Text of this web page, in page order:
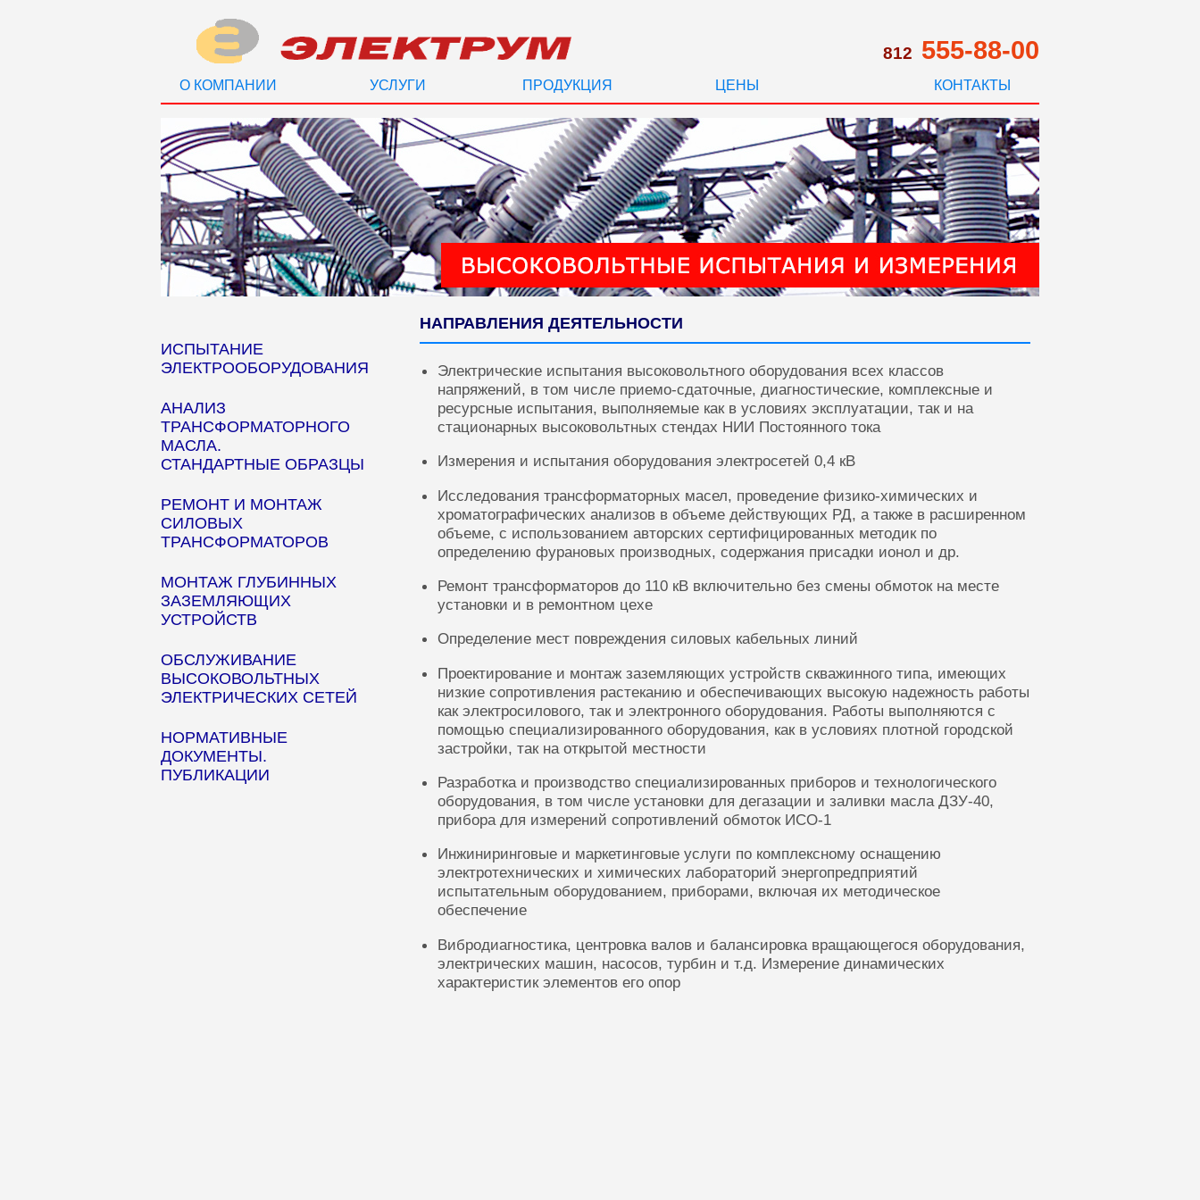
812 555-88-00
О КОМПАНИИ УСЛУГИ ПРОДУКЦИЯ ЦЕНЫ КОНТАКТЫ
ИСПЫТАНИЕ
ЭЛЕКТРООБОРУДОВАНИЯ
АНАЛИЗ
ТРАНСФОРМАТОРНОГО
МАСЛА.
СТАНДАРТНЫЕ ОБРАЗЦЫ
РЕМОНТ И МОНТАЖ
СИЛОВЫХ
ТРАНСФОРМАТОРОВ
МОНТАЖ ГЛУБИННЫХ
ЗАЗЕМЛЯЮЩИХ
УСТРОЙСТВ
ОБСЛУЖИВАНИЕ
ВЫСОКОВОЛЬТНЫХ
ЭЛЕКТРИЧЕСКИХ СЕТЕЙ
НОРМАТИВНЫЕ
ДОКУМЕНТЫ.
ПУБЛИКАЦИИ
НАПРАВЛЕНИЯ ДЕЯТЕЛЬНОСТИ
Электрические испытания высоковольтного оборудования всех классов
напряжений, в том числе приемо-сдаточные, диагностические, комплексные и
ресурсные испытания, выполняемые как в условиях эксплуатации, так и на
стационарных высоковольтных стендах НИИ Постоянного тока
Измерения и испытания оборудования электросетей 0,4 кВ
Исследования трансформаторных масел, проведение физико-химических и
хроматографических анализов в объеме действующих РД, а также в расширенном
объеме, с использованием авторских сертифицированных методик по
определению фурановых производных, содержания присадки ионол и др.
Ремонт трансформаторов до 110 кВ включительно без смены обмоток на месте
установки и в ремонтном цехе
Определение мест повреждения силовых кабельных линий
Проектирование и монтаж заземляющих устройств скважинного типа, имеющих
низкие сопротивления растеканию и обеспечивающих высокую надежность работы
как электросилового, так и электронного оборудования. Работы выполняются с
помощью специализированного оборудования, как в условиях плотной городской
застройки, так на открытой местности
Разработка и производство специализированных приборов и технологического
оборудования, в том числе установки для дегазации и заливки масла ДЗУ-40,
прибора для измерений сопротивлений обмоток ИСО-1
Инжиниринговые и маркетинговые услуги по комплексному оснащению
электротехнических и химических лабораторий энергопредприятий
испытательным оборудованием, приборами, включая их методическое
обеспечение
Вибродиагностика, центровка валов и балансировка вращающегося оборудования,
электрических машин, насосов, турбин и т.д. Измерение динамических
характеристик элементов его опор